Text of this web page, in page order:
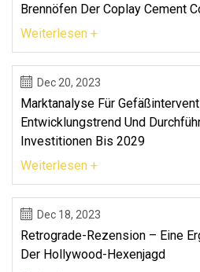
Brennöfen Der Coplay Cement
Weiterlesen +
Dec 20, 2023
Marktanalyse Für
Entwicklungstrend Und
Investitionen Bis 2029
Weiterlesen +
Dec 18, 2023
Retrograde-Rezension – Eine
Der Hollywood-Hexenjagd